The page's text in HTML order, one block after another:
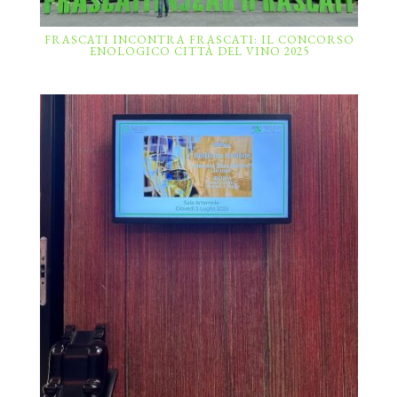
FRASCATI INCONTRA FRASCATI: IL CONCORSO
ENOLOGICO CITTÀ DEL VINO 2025